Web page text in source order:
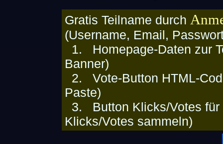
Gratis Teilname durch
(Username, Email,
1. Homepage-Daten zur
Banner)
2. Vote-Button HTML-
Paste)
3. Button Klicks/Votes für
Klicks/Votes sammeln)